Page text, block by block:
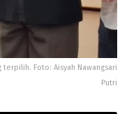
Foto: Aisyah Nawangsari
Putri